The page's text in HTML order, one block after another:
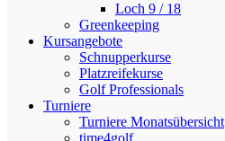
Loch 9 / 18
Greenkeeping
Kursangebote
Schnupperkurse
Platzreifekurse
Golf Professionals
Turniere
Turniere Monatsübersicht
time4golf